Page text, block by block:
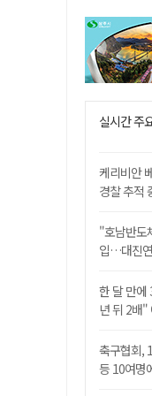
실시간 주
케리비안
경찰 추적
"호남반도
입…대진
한 달 만
년 뒤 2배"
축구협회,
등 10여명